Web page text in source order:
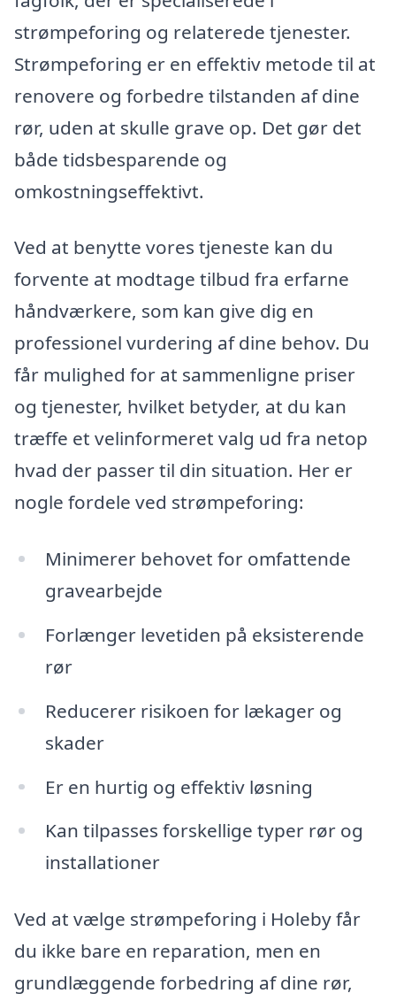
strømpeforing og relaterede tjenester.
Strømpeforing er en effektiv metode til at
renovere og forbedre tilstanden af dine
rør, uden at skulle grave op. Det gør det
både tidsbesparende og
omkostningseffektivt.
Ved at benytte vores tjeneste kan du
forvente at modtage tilbud fra erfarne
håndværkere, som kan give dig en
professionel vurdering af dine behov. Du
får mulighed for at sammenligne priser
og tjenester, hvilket betyder, at du kan
træffe et velinformeret valg ud fra netop
hvad der passer til din situation. Her er
nogle fordele ved strømpeforing:
Minimerer behovet for omfattende
gravearbejde
Forlænger levetiden på eksisterende
rør
Reducerer risikoen for lækager og
skader
Er en hurtig og effektiv løsning
Kan tilpasses forskellige typer rør og
installationer
Ved at vælge strømpeforing i Holeby får
du ikke bare en reparation, men en
grundlæggende forbedring af dine rør,